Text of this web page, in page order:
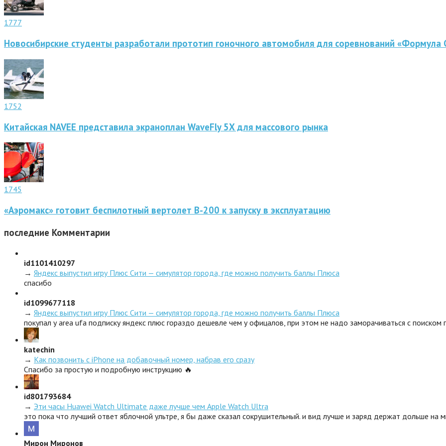
1777
Новосибирские студенты разработали прототип гоночного автомобиля для соревнований «Формула
1752
Китайская NAVEE представила экраноплан WaveFly 5X для массового рынка
1745
«Аэромакс» готовит беспилотный вертолет В-200 к запуску в эксплуатацию
последние Комментарии
id1101410297
→ Яндекс выпустил игру Плюс Сити — симулятор города, где можно получить баллы Плюса
спасибо
id1099677118
→ Яндекс выпустил игру Плюс Сити — симулятор города, где можно получить баллы Плюса
покупал у area ufa подписку яндекс плюс гораздо дешевле чем у офицалов, при этом не надо заморачиваться с поиском
katechin
→ Как позвонить с iPhone на добавочный номер, набрав его сразу
Спасибо за простую и подробную инструкцию 🔥
id801793684
→ Эти часы Huawei Watch Ultimate даже лучше чем Apple Watch Ultra
это пока что лучший ответ яблочной ультре, я бы даже сказал сокрушительный. и вид лучше и заряд держат дольше на
Мирон Миронов